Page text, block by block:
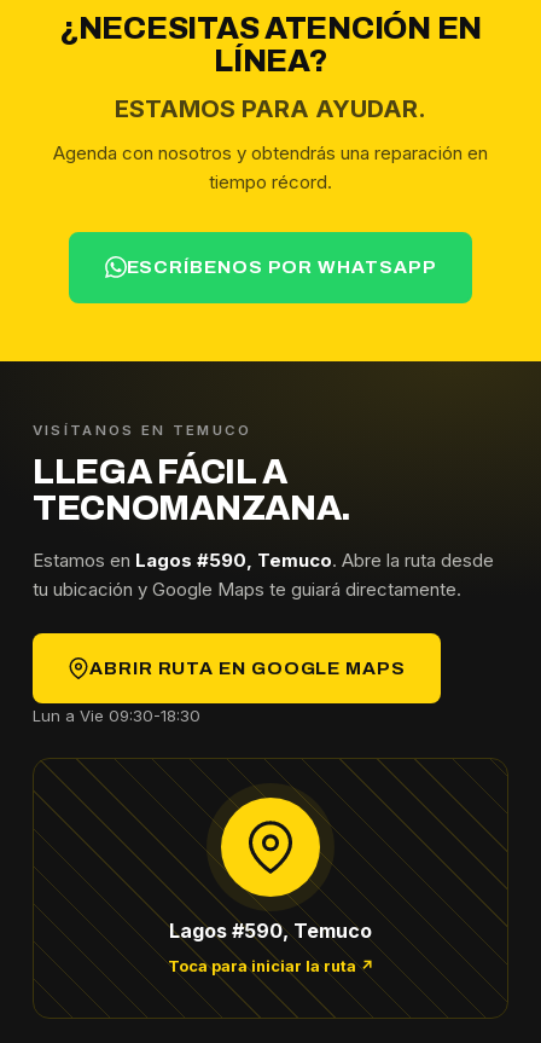
¿NECESITAS ATENCIÓN EN
LÍNEA?
ESTAMOS PARA AYUDAR.
Agenda con nosotros y obtendrás una reparación en
tiempo récord.
ESCRÍBENOS POR WHATSAPP
VISÍTANOS EN TEMUCO
LLEGA FÁCIL A
TECNOMANZANA.
Estamos en Lagos #590, Temuco. Abre la ruta desde
tu ubicación y Google Maps te guiará directamente.
ABRIR RUTA EN GOOGLE MAPS
Lun a Vie 09:30-18:30
Lagos #590, Temuco
Toca para iniciar la ruta ↗